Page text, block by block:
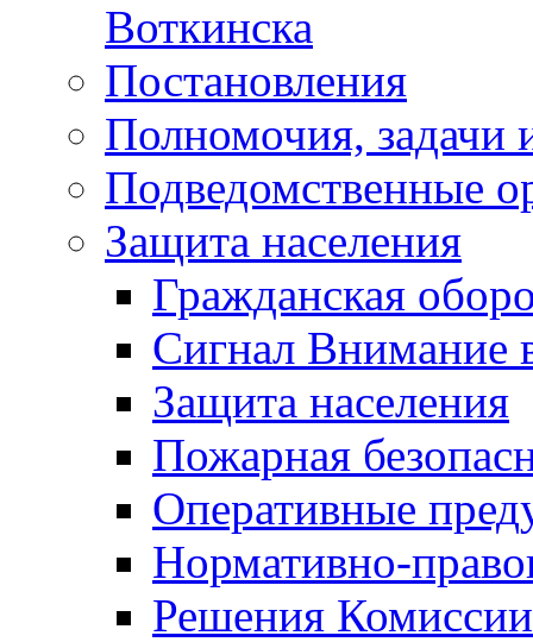
Воткинска
Постановления
Полномочия, задачи
Подведомственные
Защита населения
Гражданская
Сигнал Внимание
Защита населения
Пожарная
Оперативные
Нормативно-
Решения